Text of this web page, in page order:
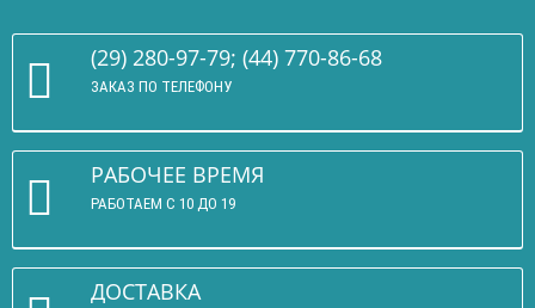
(29) 280-97-79; (44) 770-86-68
ЗАКАЗ ПО ТЕЛЕФОНУ
РАБОЧЕЕ ВРЕМЯ
РАБОТАЕМ С 10 ДО 19
ДОСТАВКА